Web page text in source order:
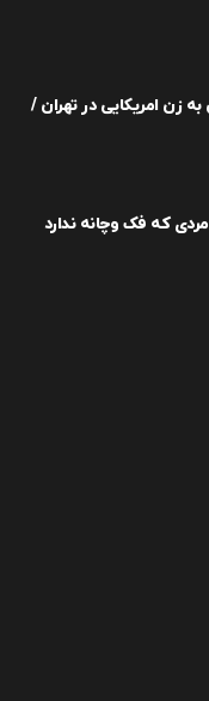
به زن امریکایی در تهران /
مردی که فک وچانه ندارد